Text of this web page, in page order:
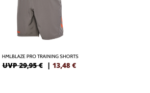
HMLBLAZE PRO TRAINING SHORTS
UVP 29,95 € | 13,48 €